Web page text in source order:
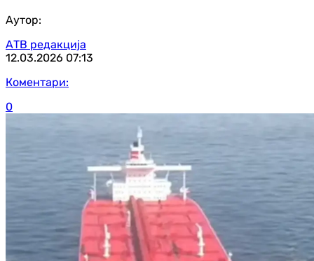
Аутор:
АТВ редакција
12.03.2026 07:13
Коментари:
0